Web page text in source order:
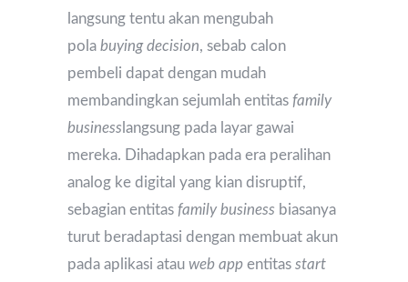
langsung tentu akan mengubah
pola buying decision, sebab calon
pembeli dapat dengan mudah
membandingkan sejumlah entitas family
business langsung pada layar gawai
mereka. Dihadapkan pada era peralihan
analog ke digital yang kian disruptif,
sebagian entitas family business biasanya
turut beradaptasi dengan membuat akun
pada aplikasi atau web app entitas start